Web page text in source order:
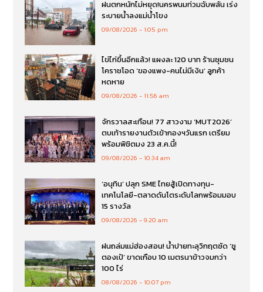
ฝนตกหนักไม่หยุด!นครพนมท่วมฉับพลัน เร่ง
ระบายน้ำลงแม่น้ำโขง
09/08/2026 1:05 pm
ไข่ไก่ขึ้นอีกแล้ว! แผงละ 120 บาท ร้านชุมชน
โคราชโอด ‘ของแพง-คนไม่มีเงิน’ ลูกค้า
หดหาย
09/08/2026 11:56 am
จักรวาลสะเทือน! 77 สาวงาม ‘MUT2026’
ตบเท้ารายงานตัวเข้ากองฯวันแรก เตรียม
พร้อมพิชิตมง 23 ส.ค.นี้!
09/08/2026 10:34 am
‘อนุทิน’ ปลุก SME ไทยสู้เปิดทางทุน-
เทคโนโลยี-ตลาดดันโตระดับโลกพร้อมมอบ
15 รางวัล
09/08/2026 9:20 am
ฝนถล่มแม่ฮ่องสอน! น้ำปายทะลุวิกฤตซัด ‘ซู
ตองเป้’ ขาดเกือบ 10 เมตรนาข้าวจมกว่า
100 ไร่
08/08/2026 10:07 pm